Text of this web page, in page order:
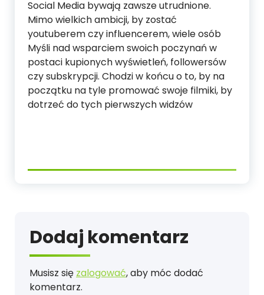
Social Media bywają zawsze utrudnione.
Mimo wielkich ambicji, by zostać
youtuberem czy influencerem, wiele osób
Myśli nad wsparciem swoich poczynań w
postaci kupionych wyświetleń, followersów
czy subskrypcji. Chodzi w końcu o to, by na
początku na tyle promować swoje filmiki, by
dotrzeć do tych pierwszych widzów
Dodaj komentarz
Musisz się zalogować, aby móc dodać
komentarz.